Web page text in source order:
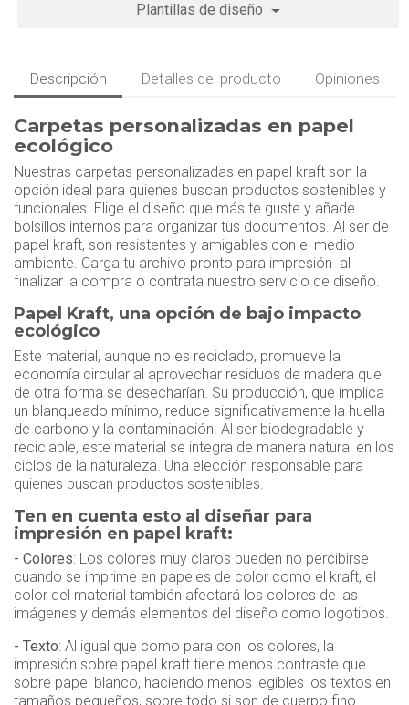
Plantillas de diseño
Descripción Detalles del producto Opiniones
Carpetas personalizadas en papel
ecológico
Nuestras carpetas personalizadas en papel kraft son la
opción ideal para quienes buscan productos sostenibles y
funcionales. Elige el diseño que más te guste y añade
bolsillos internos para organizar tus documentos. Al ser de
papel kraft, son resistentes y amigables con el medio
ambiente. Carga tu archivo pronto para impresión al
finalizar la compra o contrata nuestro servicio de diseño.
Papel Kraft, una opción de bajo impacto
ecológico
Este material, aunque no es reciclado, promueve la
economía circular al aprovechar residuos de madera que
de otra forma se desecharían. Su producción, que implica
un blanqueado mínimo, reduce significativamente la huella
de carbono y la contaminación. Al ser biodegradable y
reciclable, este material se integra de manera natural en los
ciclos de la naturaleza. Una elección responsable para
quienes buscan productos sostenibles.
Ten en cuenta esto al diseñar para
impresión en papel kraft:
- Colores: Los colores muy claros pueden no percibirse
cuando se imprime en papeles de color como el kraft, el
color del material también afectará los colores de las
imágenes y demás elementos del diseño como logotipos.
- Texto: Al igual que como para con los colores, la
impresión sobre papel kraft tiene menos contraste que
sobre papel blanco, haciendo menos legibles los textos en
tamaños pequeños, sobre todo si son de cuerpo fino.